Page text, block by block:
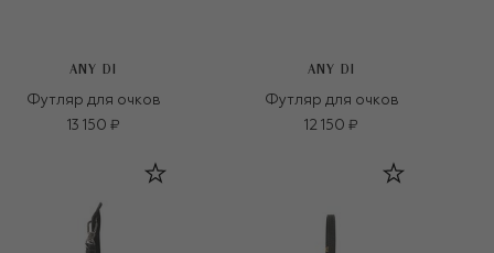
ANY DI
Футляр для очков
13 150 ₽
ANY DI
Футляр для очков
12 150 ₽